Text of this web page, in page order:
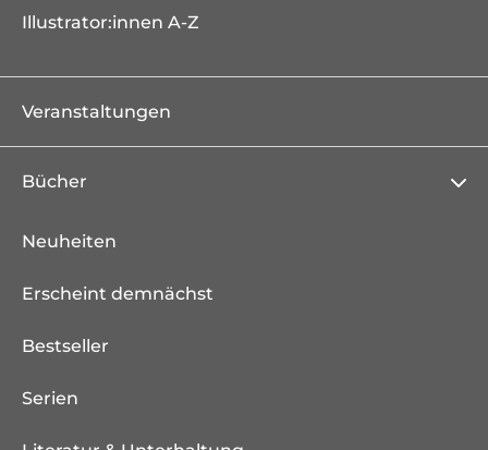
Illustrator:innen A-Z
Veranstaltungen
Bücher
Neuheiten
Erscheint demnächst
Bestseller
Serien